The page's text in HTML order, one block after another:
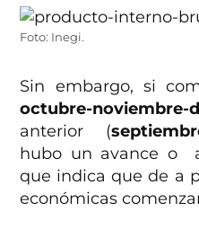
Foto: Inegi.
Sin embargo, si
octubre-noviembre-
anterior (
hubo un avance o
que indica que de a
económicas